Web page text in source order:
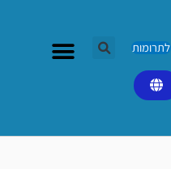
לתרומות